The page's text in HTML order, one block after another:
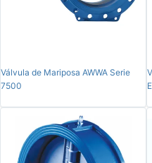
Válvula de Mariposa AWWA Serie
7500